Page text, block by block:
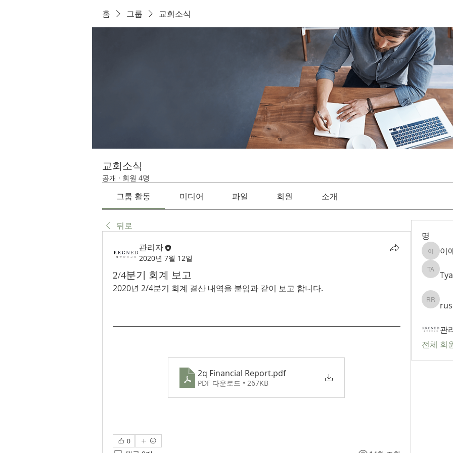
홈 그룹 교회소식
교회소식
공개 · 회원 4명
그룹 활동 미디어 파일 회원 소개
뒤로
관리자
2020년 7월 12일
2/4분기 회계 보고
2020년 2/4분기 회계 결산 내역을 붙임과 같이 보고 합니다.
2q Financial Report.pdf
PDF 다운로드 • 267KB
0
명
이애리
이
Tyagi
rushi
관
전체 회